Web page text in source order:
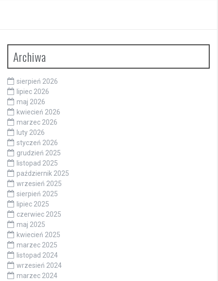
Archiwa
sierpień 2026
lipiec 2026
maj 2026
kwiecień 2026
marzec 2026
luty 2026
styczeń 2026
grudzień 2025
listopad 2025
październik 2025
wrzesień 2025
sierpień 2025
lipiec 2025
czerwiec 2025
maj 2025
kwiecień 2025
marzec 2025
listopad 2024
wrzesień 2024
marzec 2024